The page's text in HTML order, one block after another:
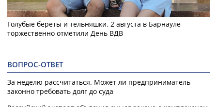
Голубые береты и тельняшки. 2 августа в Барнауле
торжественно отметили День ВДВ
ВОПРОС-ОТВЕТ
За неделю рассчитаться. Может ли предприниматель
законно требовать долг до суда